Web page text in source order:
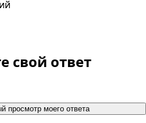
свой ответ
просмотр моего ответа